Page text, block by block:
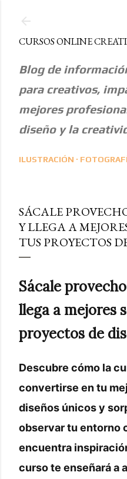
CURSOS ONLINE
Blog de
para creativos,
mejores
diseño y la
ILUSTRACIÓN
SÁCALE
Y LLEGA A
TUS PROYECTOS
Sácale
llega a mejores
proyectos de
Descubre cómo la
convertirse en tu
diseños únicos y
observar tu entorno
encuentra
curso te enseñará a